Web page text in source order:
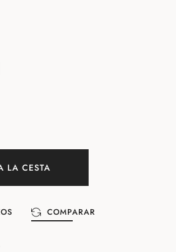
LA CESTA
COMPARAR